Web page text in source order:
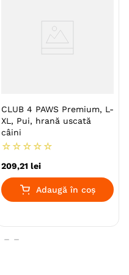
Premium
prin extrudare
& Blana
CLUB 4 PAWS Premium, L-
XL, Pui, hrană uscată
câini
☆ ☆ ☆ ☆ ☆
209,21 lei
Adaugă în coș